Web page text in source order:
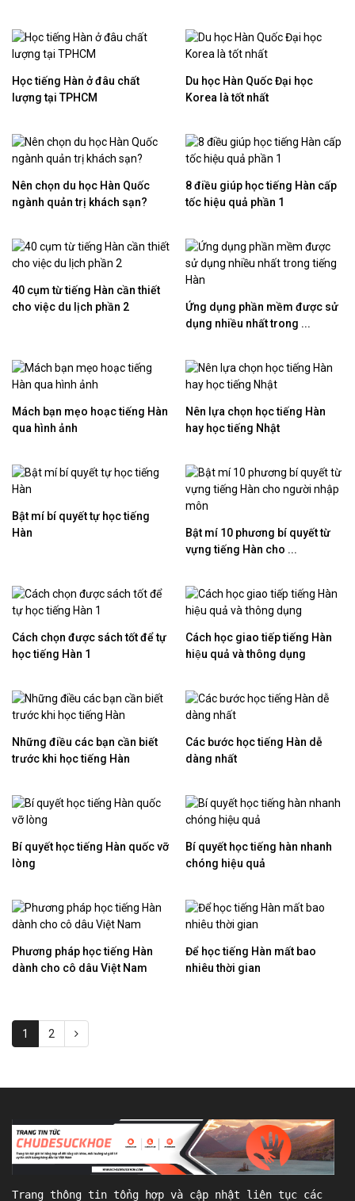
Học tiếng Hàn ở đâu chất
lượng tại TPHCM
Du học Hàn Quốc Đại học
Korea là tốt nhất
Nên chọn du học Hàn Quốc
ngành quản trị khách sạn?
8 điều giúp học tiếng Hàn cấp
tốc hiệu quả phần 1
40 cụm từ tiếng Hàn cần thiết
cho việc du lịch phần 2
Ứng dụng phần mềm được sử
dụng nhiều nhất trong ...
Mách bạn mẹo hoạc tiếng Hàn
qua hình ảnh
Nên lựa chọn học tiếng Hàn
hay học tiếng Nhật
Bật mí bí quyết tự học tiếng
Hàn
Bật mí 10 phương bí quyết từ
vựng tiếng Hàn cho ...
Cách chọn được sách tốt để tự
học tiếng Hàn 1
Cách học giao tiếp tiếng Hàn
hiệu quả và thông dụng
Những điều các bạn cần biết
trước khi học tiếng Hàn
Các bước học tiếng Hàn dễ
dàng nhất
Bí quyết học tiếng Hàn quốc vỡ
lòng
Bí quyết học tiếng hàn nhanh
chóng hiệu quả
Phương pháp học tiếng Hàn
dành cho cô dâu Việt Nam
Để học tiếng Hàn mất bao
nhiêu thời gian
1 2
Trang thông tin tổng hợp và cập nhật liên tục các